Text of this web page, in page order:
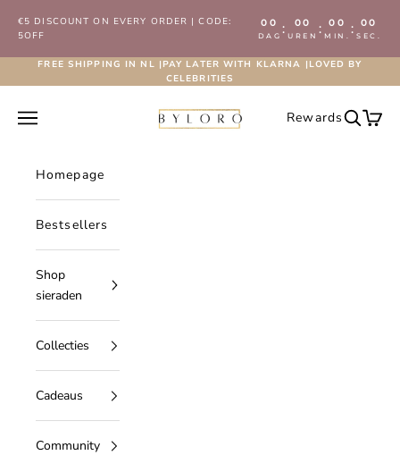
€5 DISCOUNT ON EVERY ORDER | CODE:
5OFF
00
DAG : 00
UREN : 00
MIN. : 00
SEC.
FREE SHIPPING IN NL |PAY LATER WITH KLARNA |LOVED BY
CELEBRITIES
Byloro.com
Navigatiemenu openen RewardsZoeken
Homepage
Bestsellers
Shop
sieraden
Collecties
Cadeaus
Community